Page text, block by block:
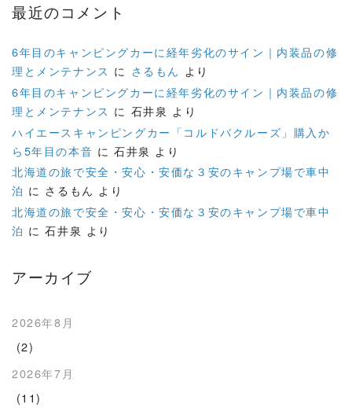
最近のコメント
6年目のキャンピングカーに経年劣化のサイン｜内装品の修
理とメンテナンス に さるもん より
6年目のキャンピングカーに経年劣化のサイン｜内装品の修
理とメンテナンス に 石井泉 より
ハイエースキャンピングカー「コルドバクルーズ」購入か
ら5年目の本音 に石井泉 より
北海道の旅で安全・安心・安価な３安のキャンプ場で車中
泊 に さるもん より
北海道の旅で安全・安心・安価な３安のキャンプ場で車中
泊 に石井泉 より
アーカイブ
2026年8月
(2)
2026年7月
(11)